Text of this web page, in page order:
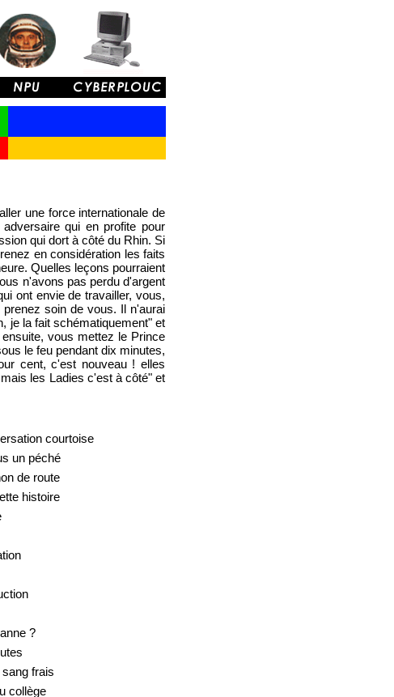
une force internationale de
qui en profite pour
qui dort à côté du Rhin. Si
en considération les faits
Quelles leçons pourraient
n'avons pas perdu d'argent
ont envie de travailler, vous,
soin de vous. Il n'aurai
je la fait schématiquement" et
vous mettez le Prince
le feu pendant dix minutes,
cent, c'est nouveau ! elles
les Ladies c'est à côté" et
courtoise
un péché
de route
histoire
?
frais
collège